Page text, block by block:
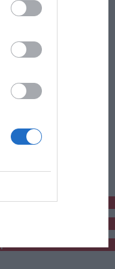
pubblicitàCl